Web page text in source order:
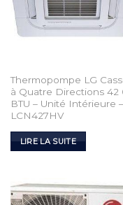
Thermopompe LG
à Quatre Directions 42
BTU – Unité Intérieure –
LCN427HV
LIRE LA SUITE